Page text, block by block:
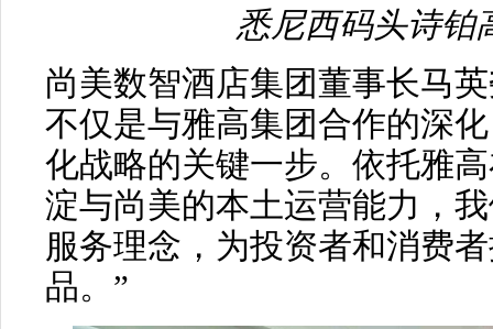
悉尼西码头诗铂
尚美数智酒店集团董事长马
不仅是与雅高集团合作的深
化战略的关键一步。依托雅
淀与尚美的本土运营能力，
服务理念，为投资者和消费
品。”